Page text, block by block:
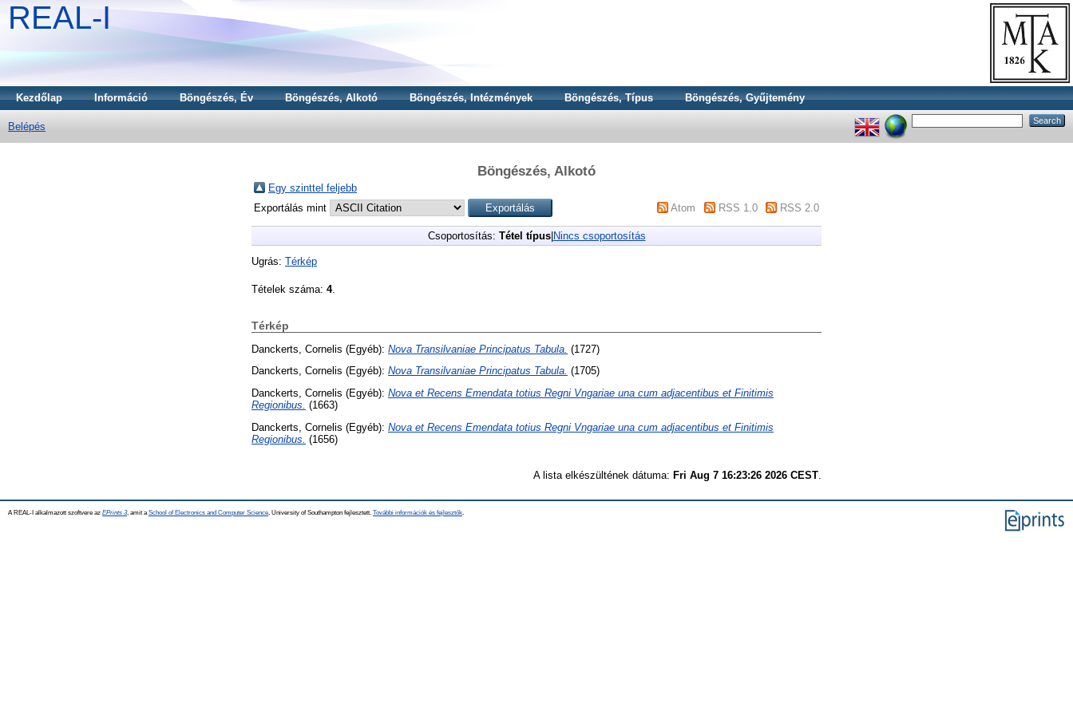
REAL-I
Kezdőlap Információ Böngészés, Év Böngészés, Alkotó Böngészés, Intézmények Böngészés, Típus Böngészés, Gyűjtemény
Belépés
Böngészés, Alkotó
Egy szinttel feljebb
Exportálás mint
Atom RSS 1.0 RSS 2.0
Csoportosítás: Tétel típus| Nincs csoportosítás
Ugrás: Térkép
Tételek száma: 4.
Térkép
Danckerts, Cornelis (Egyéb): Nova Transilvaniae Principatus Tabula. (1727)
Danckerts, Cornelis (Egyéb): Nova Transilvaniae Principatus Tabula. (1705)
Danckerts, Cornelis (Egyéb): Nova et Recens Emendata totius Regni Vngariae una cum adjacentibus et Finitimis
Regionibus. (1663)
Danckerts, Cornelis (Egyéb): Nova et Recens Emendata totius Regni Vngariae una cum adjacentibus et Finitimis
Regionibus. (1656)
A lista elkészültének dátuma: Fri Aug 7 16:23:26 2026 CEST
A REAL-I alkalmazott szoftvere az EPrints 3, amit a School of Electronics and Computer Science , University of Southampton fejlesztett. További információk és fejlesztők